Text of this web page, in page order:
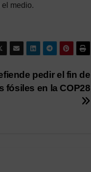
medio.
pedir el fin de
fósiles en la COP28